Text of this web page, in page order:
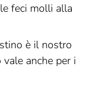
feci molli alla
è il nostro
vale anche per i